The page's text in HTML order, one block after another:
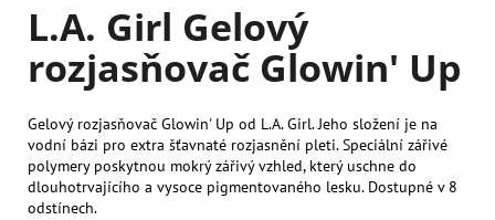
L.A. Girl Gelový
rozjasňovač Glowin' Up
Gelový rozjasňovač Glowin' Up od L.A. Girl. Jeho složení je na
vodní bázi pro extra šťavnaté rozjasnění pleti. Speciální zářivé
polymery poskytnou mokrý zářivý vzhled, který uschne do
dlouhotrvajícího a vysoce pigmentovaného lesku. Dostupné v 8
odstínech.